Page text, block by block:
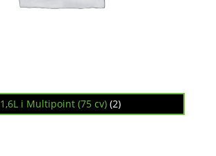
1,6L i Multipoint (75 cv) (2)